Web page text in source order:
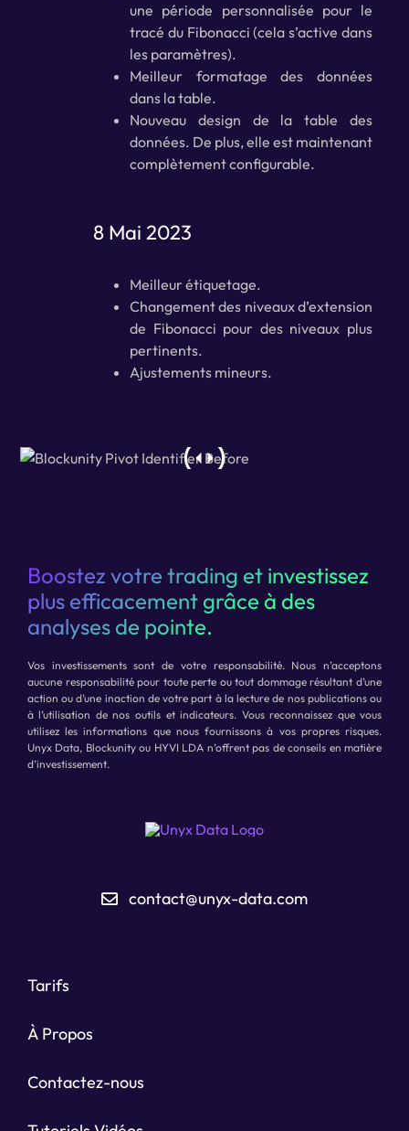
une période personnalisée pour le
tracé du Fibonacci (cela s’active dans
les paramètres).
Meilleur formatage des données
dans la table.
Nouveau design de la table des
données. De plus, elle est maintenant
complètement configurable.
8 Mai 2023
Meilleur étiquetage.
Changement des niveaux d’extension
de Fibonacci pour des niveaux plus
pertinents.
Ajustements mineurs.
Boostez votre trading et investissez
plus efficacement grâce à des
analyses de pointe.
Vos investissements sont de votre responsabilité. Nous n’acceptons
aucune responsabilité pour toute perte ou tout dommage résultant d’une
action ou d’une inaction de votre part à la lecture de nos publications ou
à l’utilisation de nos outils et indicateurs. Vous reconnaissez que vous
utilisez les informations que nous fournissons à vos propres risques.
Unyx Data, Blockunity ou HYVI LDA n’offrent pas de conseils en matière
d’investissement.
contact@unyx-data.com
Tarifs
À Propos
Contactez-nous